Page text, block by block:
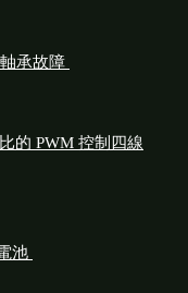
承故障
的 PWM 控制四線
池